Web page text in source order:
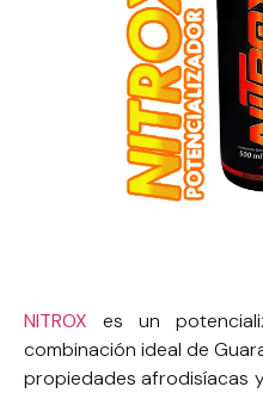
NITROX es un
combinación ideal de
propiedades afrodisíacas